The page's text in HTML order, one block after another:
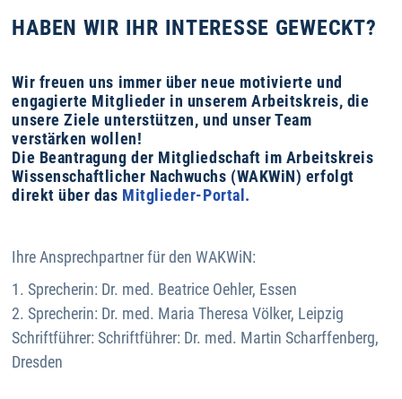
HABEN WIR IHR INTERESSE GEWECKT?
Wir freuen uns immer über neue motivierte und
engagierte Mitglieder in unserem Arbeitskreis, die
unsere Ziele unterstützen, und unser Team
verstärken wollen!
Die Beantragung der Mitgliedschaft im Arbeitskreis
Wissenschaftlicher Nachwuchs (WAKWiN) erfolgt
direkt über das Mitglieder-Portal.
Ihre Ansprechpartner für den WAKWiN:
1. Sprecherin: Dr. med. Beatrice Oehler, Essen
2. Sprecherin: Dr. med. Maria Theresa Völker, Leipzig
Schriftführer: Schriftführer: Dr. med. Martin Scharffenberg,
Dresden